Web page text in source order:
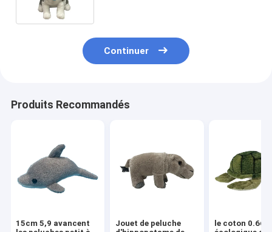
Continuer
Produits Recommandés
15cm 5,9 avancent
Jouet de peluche
le coton